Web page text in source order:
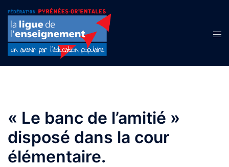
contenu
« Le banc de l’amitié »
disposé dans la cour
élémentaire.